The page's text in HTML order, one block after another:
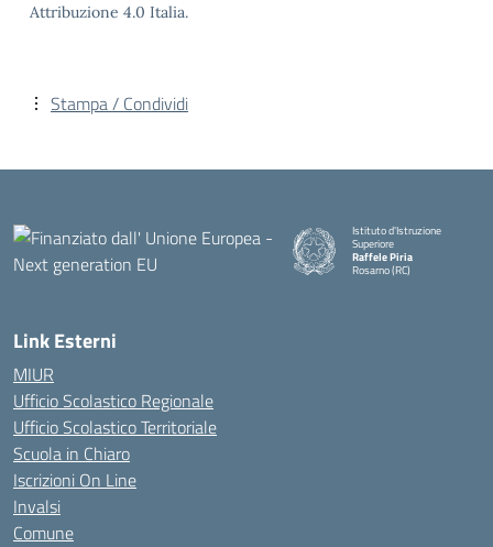
Attribuzione 4.0 Italia.
Stampa / Condividi
Istituto d'Istruzione
Superiore
Raffele Piria
Rosarno (RC)
Link Esterni
MIUR
Ufficio Scolastico Regionale
Ufficio Scolastico Territoriale
Scuola in Chiaro
Iscrizioni On Line
Invalsi
Comune